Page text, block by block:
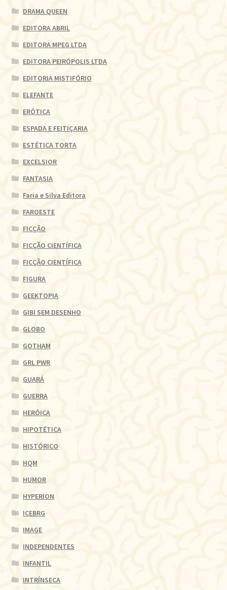
DRAMA QUEEN
EDITORA ABRIL
EDITORA MPEG LTDA
EDITORA PEIRÓPOLIS LTDA
EDITORIA MISTIFÓRIO
ELEFANTE
ERÓTICA
ESPADA E FEITIÇARIA
ESTÉTICA TORTA
EXCELSIOR
FANTASIA
Faria e Silva Editora
FAROESTE
FICÇÃO
FICÇÃO CIENTÍFICA
FICÇÃO CIENTÍFICA
FIGURA
GEEKTOPIA
GIBI SEM DESENHO
GLOBO
GOTHAM
GRL PWR
GUARÁ
GUERRA
HERÓICA
HIPOTÉTICA
HISTÓRICO
HQM
HUMOR
HYPERION
ICEBRG
IMAGE
INDEPENDENTES
INFANTIL
INTRÍNSECA